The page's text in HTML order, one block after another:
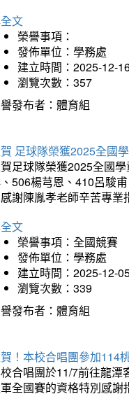
文
榮譽事項：
發佈單位：學務處
建立時間：2025-12-
瀏覽次數：357
發布者：體育組
足球隊榮獲2025全國
足球隊榮獲2025全國
506楊芎恩、410呂駿
謝陳胤孝老師辛苦專業
文
榮譽事項：全國競賽
發佈單位：學務處
建立時間：2025-12-
瀏覽次數：339
發布者：體育組
！本校合唱團參加114
合唱團於11/7前往龍潭
全國賽的資格特別感